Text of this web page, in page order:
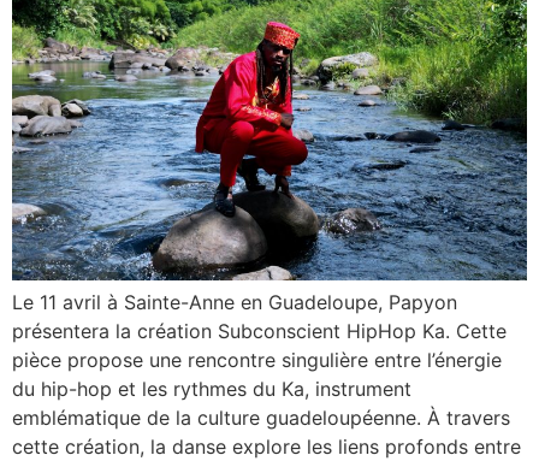
Le 11 avril à Sainte-Anne en Guadeloupe, Papyon
présentera la création Subconscient HipHop Ka. Cette
pièce propose une rencontre singulière entre l’énergie
du hip-hop et les rythmes du Ka, instrument
emblématique de la culture guadeloupéenne. À travers
cette création, la danse explore les liens profonds entre